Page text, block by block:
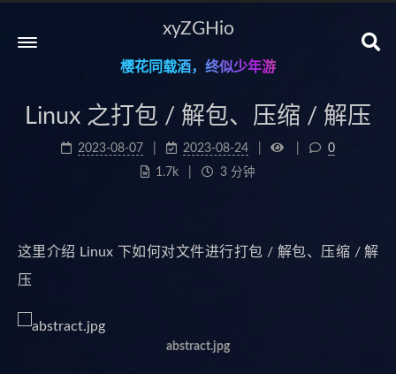
xyZGHio
樱花同载酒，终似少年游
Linux 之打包 / 解包、压缩 / 解压
2023-08-07 2023-08-24
0
1.7k
3 分钟
这里介绍 Linux 下如何对文件进行打包 / 解包、压缩 / 解
压
abstract.jpg